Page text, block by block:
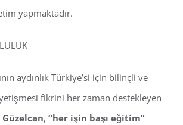
yapmaktadır.
aydınlık Türkiye’si için bilinçli ve
fikrini her zaman destekleyen
, “her işin başı eğitim”